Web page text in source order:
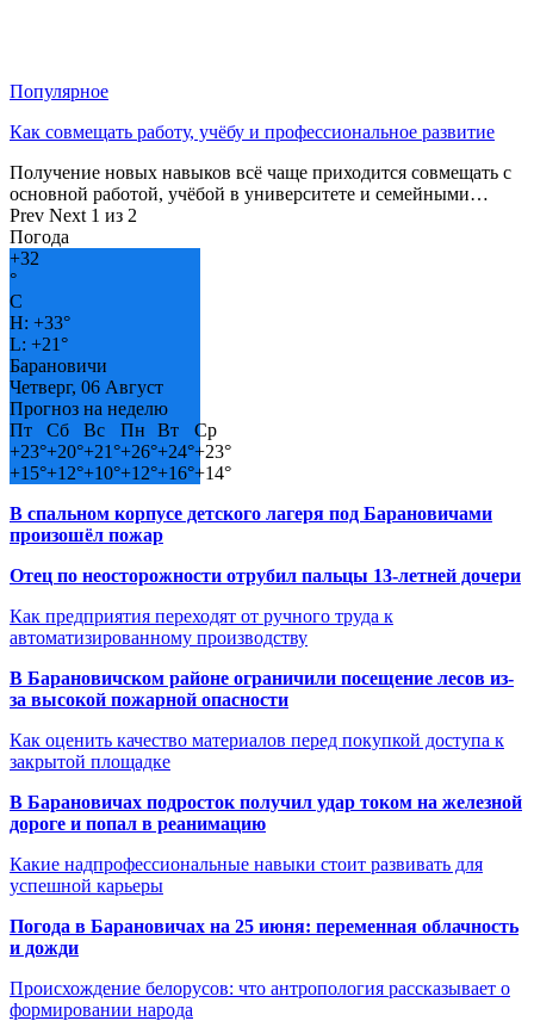
Популярное
Как совмещать работу, учёбу и профессиональное развитие
Получение новых навыков всё чаще приходится совмещать с
основной работой, учёбой в университете и семейными…
Prev Next 1 из 2
Погода
+32
°
C
H: +33°
L: +21°
Барановичи
Четверг, 06 Август
Прогноз на неделю
Пт
Сб Вс Пн Вт
Ср
+23°+20°+21°+26°+24°+23°
+15°+12°+10°+12°+16°+14°
В спальном корпусе детского лагеря под Барановичами
произошёл пожар
Отец по неосторожности отрубил пальцы 13-летней дочери
Как предприятия переходят от ручного труда к
автоматизированному производству
В Барановичском районе ограничили посещение лесов из-
за высокой пожарной опасности
Как оценить качество материалов перед покупкой доступа к
закрытой площадке
В Барановичах подросток получил удар током на железной
дороге и попал в реанимацию
Какие надпрофессиональные навыки стоит развивать для
успешной карьеры
Погода в Барановичах на 25 июня: переменная облачность
и дожди
Происхождение белорусов: что антропология рассказывает о
формировании народа